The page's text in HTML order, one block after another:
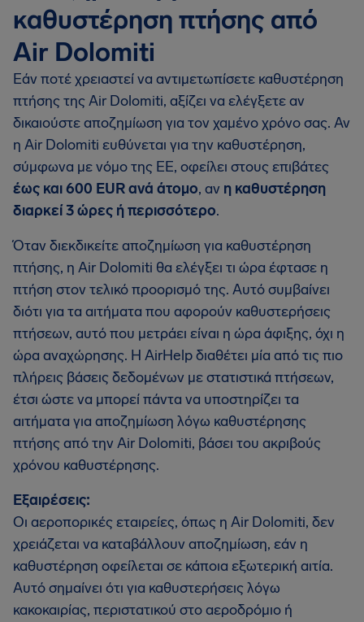
καθυστέρηση πτήσης από
Air Dolomiti
Εάν ποτέ χρειαστεί να αντιμετωπίσετε καθυστέρηση
πτήσης της Air Dolomiti, αξίζει να ελέγξετε αν
δικαιούστε αποζημίωση για τον χαμένο χρόνο σας. Αν
η Air Dolomiti ευθύνεται για την καθυστέρηση,
σύμφωνα με νόμο της ΕΕ, οφείλει στους επιβάτες
έως και 600 EUR ανά άτομο, αν η καθυστέρηση
διαρκεί 3 ώρες ή περισσότερο.
Όταν διεκδικείτε αποζημίωση για καθυστέρηση
πτήσης, η Air Dolomiti θα ελέγξει τι ώρα έφτασε η
πτήση στον τελικό προορισμό της. Αυτό συμβαίνει
διότι για τα αιτήματα που αφορούν καθυστερήσεις
πτήσεων, αυτό που μετράει είναι η ώρα άφιξης, όχι η
ώρα αναχώρησης. Η AirHelp διαθέτει μία από τις πιο
πλήρεις βάσεις δεδομένων με στατιστικά πτήσεων,
έτσι ώστε να μπορεί πάντα να υποστηρίζει τα
αιτήματα για αποζημίωση λόγω καθυστέρησης
πτήσης από την Air Dolomiti, βάσει του ακριβούς
χρόνου καθυστέρησης.
Εξαιρέσεις:
Οι αεροπορικές εταιρείες, όπως η Air Dolomiti, δεν
χρειάζεται να καταβάλλουν αποζημίωση, εάν η
καθυστέρηση οφείλεται σε κάποια εξωτερική αιτία.
Αυτό σημαίνει ότι για καθυστερήσεις λόγω
κακοκαιρίας, περιστατικού στο αεροδρόμιο ή